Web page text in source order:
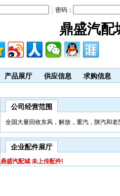
鼎盛汽配
密码：
产品展厅 供应信息 求购信息
公司经营范围
全国大量回收东风，解放，重汽，陕汽和老
企业配件展厅
鼎盛汽配城 未上传配件!